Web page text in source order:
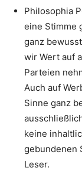
Philosophia
eine Stimme
ganz
wir Wert auf
Parteien
Auch auf
Sinne ganz
keine
gebundenen
Leser.